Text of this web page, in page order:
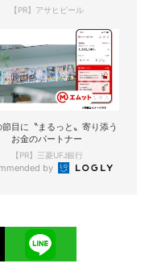
【PR】アサヒビール
節目に〝まるっと〟寄り添う
お金のパートナー
【PR】三菱UFJ銀行
by